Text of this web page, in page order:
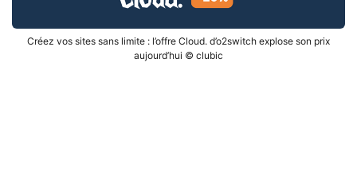
Créez vos sites sans limite : l’offre Cloud. d’o2switch explose son prix
aujourd’hui © clubic